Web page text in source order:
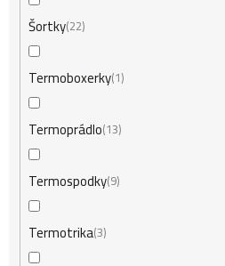
Šortky 22
Termoboxerky 1
Termoprádlo 13
Termospodky 9
Termotrika3